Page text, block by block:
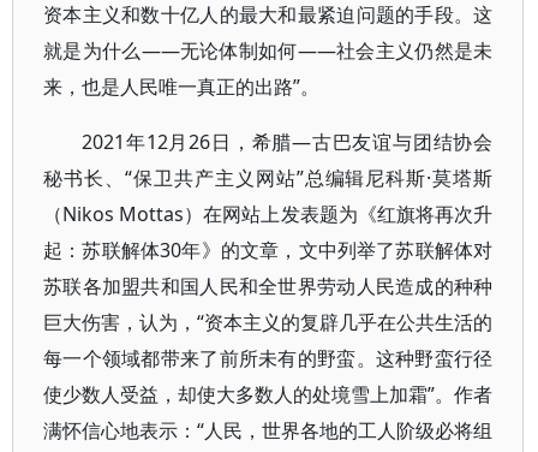
资本主义和数十亿人的最大和最紧迫问题的手段。这
就是为什么——无论体制如何——社会主义仍然是未
来，也是人民唯一真正的出路”。
2021年12月26日，希腊—古巴友谊与团结协会
秘书长、“保卫共产主义网站”总编辑尼科斯·莫塔斯
（Nikos Mottas）在网站上发表题为《红旗将再次升
起：苏联解体30年》的文章，文中列举了苏联解体对
苏联各加盟共和国人民和全世界劳动人民造成的种种
巨大伤害，认为，“资本主义的复辟几乎在公共生活的
每一个领域都带来了前所未有的野蛮。这种野蛮行径
使少数人受益，却使大多数人的处境雪上加霜”。作者
满怀信心地表示：“人民，世界各地的工人阶级必将组